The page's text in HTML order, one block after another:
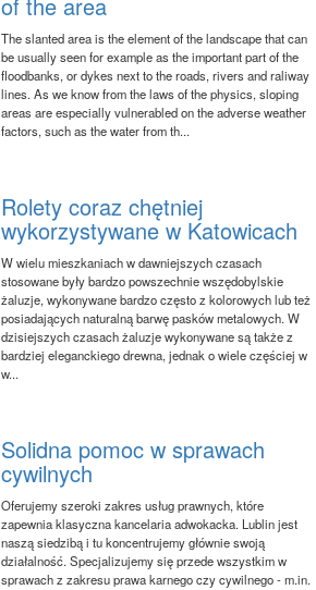
The slanted area is the element of the landscape that can
be usually seen for example as the important part of the
floodbanks, or dykes next to the roads, rivers and raliway
lines. As we know from the laws of the physics, sloping
areas are especially vulnerabled on the adverse weather
factors, such as the water from th...
Rolety coraz chętniej
wykorzystywane w Katowicach
W wielu mieszkaniach w dawniejszych czasach
stosowane były bardzo powszechnie wszędobylskie
żaluzje, wykonywane bardzo często z kolorowych lub też
posiadających naturalną barwę pasków metalowych. W
dzisiejszych czasach żaluzje wykonywane są także z
bardziej eleganckiego drewna, jednak o wiele częściej w
w...
Solidna pomoc w sprawach
cywilnych
Oferujemy szeroki zakres usług prawnych, które
zapewnia klasyczna kancelaria adwokacka. Lublin jest
naszą siedzibą i tu koncentrujemy głównie swoją
działalność. Specjalizujemy się przede wszystkim w
sprawach z zakresu prawa karnego czy cywilnego - m.in.